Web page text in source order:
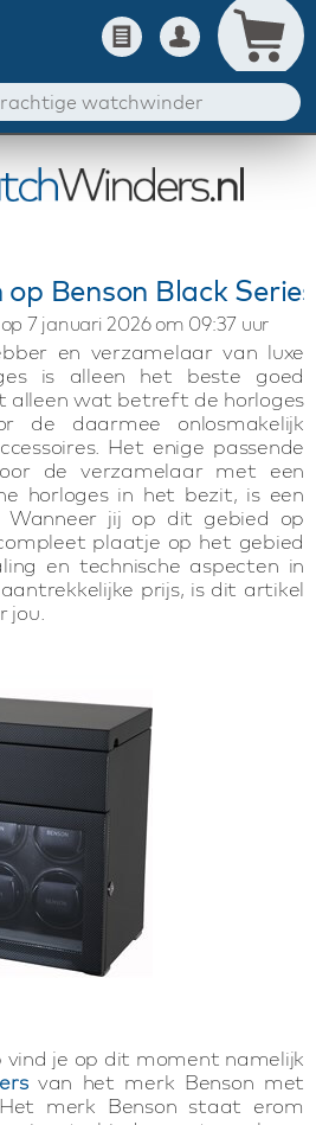
Benson Black
7 januari 2026 om 09:37 uur
en verzamelaar van luxe
is alleen het beste goed
alleen wat betreft de horloges
de daarmee onlosmakelijk
Het enige passende
de verzamelaar met een
horloges in het bezit, is een
Wanneer jij op dit gebied op
plaatje op het gebied
en technische aspecten in
prijs, is dit artikel
jou.
vind je op dit moment namelijk
van het merk Benson met
merk Benson staat erom